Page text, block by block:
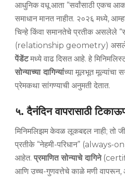
आधुनिक वधू आता “सर्वांसाठी एकच
समाधान मानत नाहीत. २०२६ मध्ये,
चिन्हे किंवा समानतेचे प्रतीक असलेले
(relationship geometry)
पेंडेंटमध्ये वाढ दिसत आहे. हे
सोन्याच्या दागिन्यांच्या मूलभूत मूल्यांचा
प्रेमकथा सांगण्याची अनुमती देतात.
५. दैनंदिन वापरासाठी
मिनिमलिझम केवळ लूकबद्दल नाही; तो
प्रतीके “नेहमी-परिधान” (always-
आहेत.प्रमाणित सोन्याचे दागिने
आणि उच्च-गुणवत्तेचे काळे मणी वापरून,